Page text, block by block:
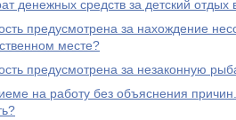
денежных средств за детский отдых
предусмотрена за нахождение
месте?
предусмотрена за незаконную
на работу без объяснения